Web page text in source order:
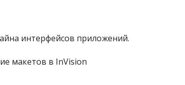
интерфейсов приложений.